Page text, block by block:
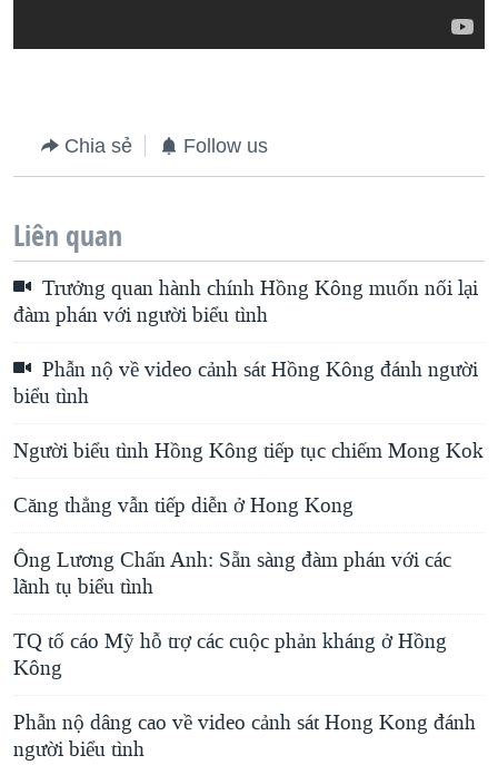
Chia sẻ Follow us
Liên quan
Trưởng quan hành chính Hồng Kông muốn nối lại
đàm phán với người biểu tình
Phẫn nộ về video cảnh sát Hồng Kông đánh người
biểu tình
Người biểu tình Hồng Kông tiếp tục chiếm Mong Kok
Căng thẳng vẫn tiếp diễn ở Hong Kong
Ông Lương Chấn Anh: Sẵn sàng đàm phán với các
lãnh tụ biểu tình
TQ tố cáo Mỹ hỗ trợ các cuộc phản kháng ở Hồng
Kông
Phẫn nộ dâng cao về video cảnh sát Hong Kong đánh
người biểu tình